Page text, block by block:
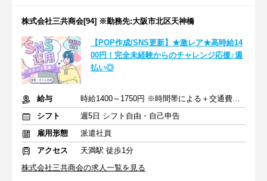
株式会社三共商会[94] ※勤務先:大阪市北区天神橋
【POP作成/SNS更新】★激レア★高時給14
00円！完全未経験からのチャレンジ応援♪週
払い◎
給与
時給1400～1750円 ※時間帯による＋交通費規定支給
シフト
週5日 シフト自由・自己申告
雇用形態
派遣社員
アクセス
天満駅 徒歩1分
株式会社三共商会の求人一覧を見る